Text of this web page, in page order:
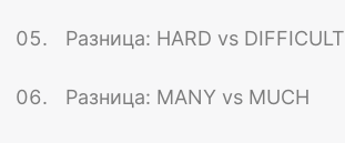
Разница: HARD vs DIFFICULT
Разница: MANY vs MUCH